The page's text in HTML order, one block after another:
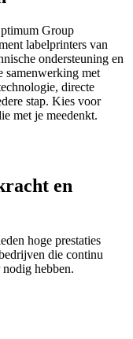
Group
labelprinters van
ondersteuning en
samenwerking met
directe
stap. Kies voor
met je meedenkt.
en
hoge prestaties
die continu
hebben.